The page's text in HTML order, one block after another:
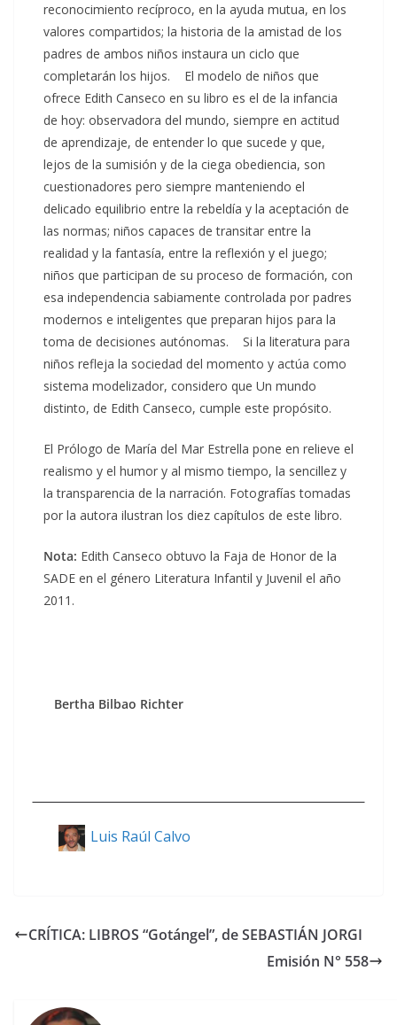
reconocimiento recíproco, en la ayuda mutua, en los
valores compartidos; la historia de la amistad de los
padres de ambos niños instaura un ciclo que
completarán los hijos. El modelo de niños que
ofrece Edith Canseco en su libro es el de la infancia
de hoy: observadora del mundo, siempre en actitud
de aprendizaje, de entender lo que sucede y que,
lejos de la sumisión y de la ciega obediencia, son
cuestionadores pero siempre manteniendo el
delicado equilibrio entre la rebeldía y la aceptación de
las normas; niños capaces de transitar entre la
realidad y la fantasía, entre la reflexión y el juego;
niños que participan de su proceso de formación, con
esa independencia sabiamente controlada por padres
modernos e inteligentes que preparan hijos para la
toma de decisiones autónomas. Si la literatura para
niños refleja la sociedad del momento y actúa como
sistema modelizador, considero que Un mundo
distinto, de Edith Canseco, cumple este propósito.
El Prólogo de María del Mar Estrella pone en relieve el
realismo y el humor y al mismo tiempo, la sencillez y
la transparencia de la narración. Fotografías tomadas
por la autora ilustran los diez capítulos de este libro.
Nota: Edith Canseco obtuvo la Faja de Honor de la
SADE en el género Literatura Infantil y Juvenil el año
2011.
Bertha Bilbao Richter
Luis Raúl Calvo
CRÍTICA: LIBROS “Gotángel”, de SEBASTIÁN JORGI
Emisión N° 558